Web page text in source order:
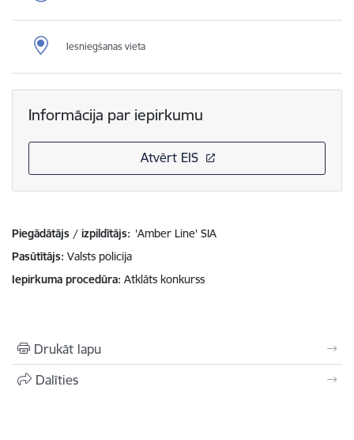
Iesniegšanas vieta
Informācija par iepirkumu
Atvērt EIS
Piegādātājs / izpildītājs: 'Amber Line' SIA
Pasūtītājs Valsts policija
Iepirkuma procedūra Atklāts konkurss
Drukāt lapu
Dalīties